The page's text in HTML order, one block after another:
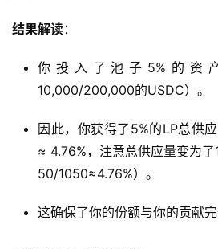
结果解读：
你投入了池子5%的资
10,000/200,000的USDC）。
因此，你获得了5%的LP总供
≈ 4.76%，注意总供应量变为
50/1050≈4.76%）。
这确保了你的份额与你的贡献完